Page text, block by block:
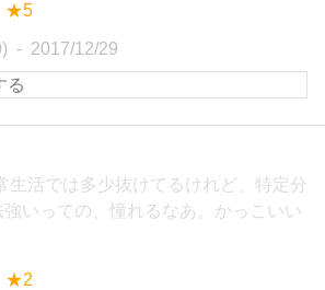
★5
2017/12/29
生活では多少抜けてるけれど、特定分
強いっての、憧れるなあ。かっこいい
★2